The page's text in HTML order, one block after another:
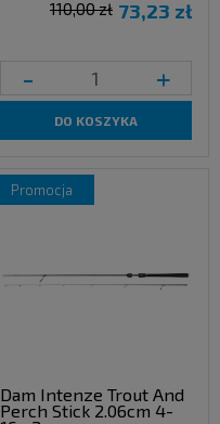
73,23 zł
110,00 zł
- +
DO KOSZYKA
Dam Intenze Trout And
Perch Stick 2.06cm 4-
promocja